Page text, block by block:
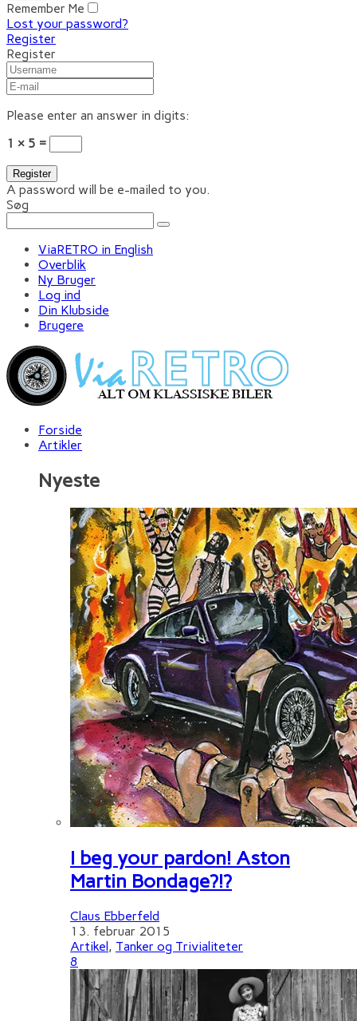
Remember Me
Lost your password?
Register
Register
Please enter an answer in digits:
1 × 5 =
A password will be e-mailed to you.
Søg
ViaRETRO in English
Overblik
Ny Bruger
Log ind
Din Klubside
Brugere
Forside
Artikler
Nyeste
I beg your pardon! Aston
Martin Bondage?!?
Claus Ebberfeld
13. februar 2015
Artikel, Tanker og Trivialiteter
8